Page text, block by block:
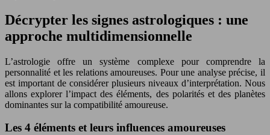
Décrypter les signes astrologiques : une
approche multidimensionnelle
L’astrologie offre un système complexe pour comprendre la
personnalité et les relations amoureuses. Pour une analyse précise, il
est important de considérer plusieurs niveaux d’interprétation. Nous
allons explorer l’impact des éléments, des polarités et des planètes
dominantes sur la compatibilité amoureuse.
Les 4 éléments et leurs influences amoureuses